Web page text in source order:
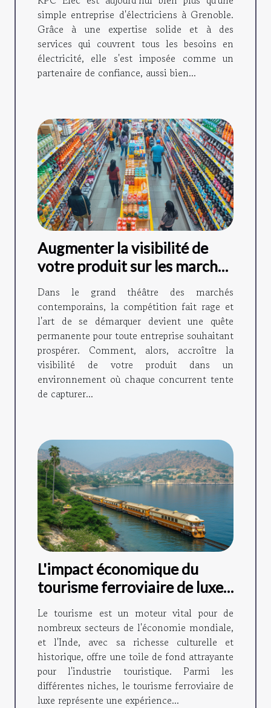
simple entreprise d'électriciens à Grenoble.
Grâce à une expertise solide et à des
services qui couvrent tous les besoins en
électricité, elle s'est imposée comme un
partenaire de confiance, aussi bien...
Augmenter la visibilité de
votre produit sur les marchés
compétitifs
Dans le grand théâtre des marchés
contemporains, la compétition fait rage et
l'art de se démarquer devient une quête
permanente pour toute entreprise souhaitant
prospérer. Comment, alors, accroître la
visibilité de votre produit dans un
environnement où chaque concurrent tente
de capturer...
L'impact économique du
tourisme ferroviaire de luxe
en Inde : Le cas du Deccan
Odyssey
Le tourisme est un moteur vital pour de
nombreux secteurs de l'économie mondiale,
et l'Inde, avec sa richesse culturelle et
historique, offre une toile de fond attrayante
pour l'industrie touristique. Parmi les
différentes niches, le tourisme ferroviaire de
luxe représente une expérience...